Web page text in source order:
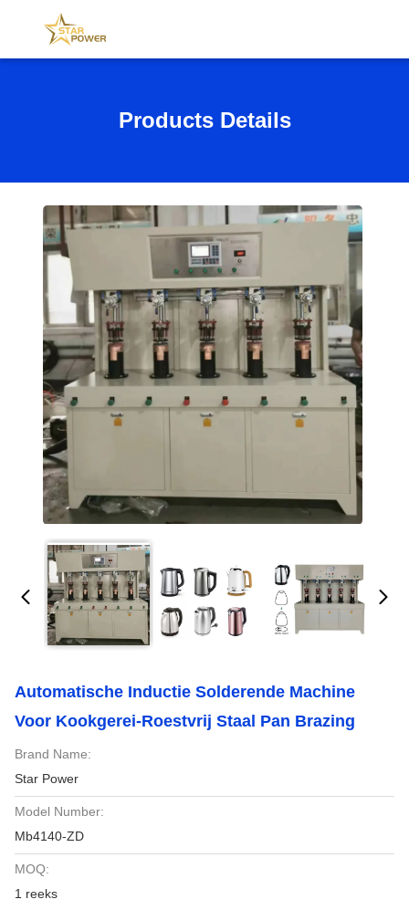
Products Details
Automatische Inductie Solderende Machine
Voor Kookgerei-Roestvrij Staal Pan Brazing
Brand Name:
Star Power
Model Number:
Mb4140-ZD
MOQ:
1 reeks